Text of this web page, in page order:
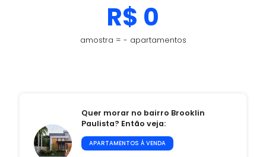
R$ 0
amostra = - apartamentos
Quer morar no bairro Brooklin
Paulista? Então veja:
APARTAMENTOS À VENDA